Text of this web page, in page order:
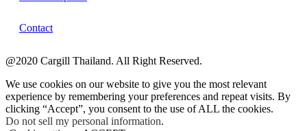
Contact
@2020 Cargill Thailand. All Right Reserved.
We use cookies on our website to give you the most relevant
experience by remembering your preferences and repeat visits. By
clicking “Accept”, you consent to the use of ALL the cookies.
Do not sell my personal information.